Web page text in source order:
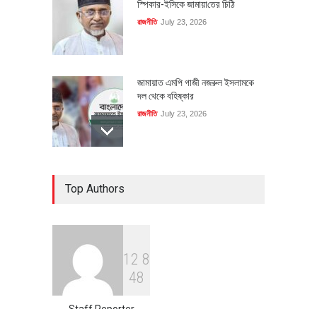
স্পিকার-ইসিকে জামায়া‌তের চি‌ঠি
রাজনীতি July 23, 2026
জামায়াত এমপি গাজী নজরুল ইসলামকে
দল থেকে বহিষ্কার
রাজনীতি July 23, 2026
বৈশ্বিক প্রতিযোগিতা সক্ষমতা বাড়াতে
পোশাক শিল্পে নতুন উদ্যোগ
Top Authors
1 2 8
48